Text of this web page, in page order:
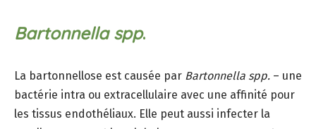
Bartonnella spp.
La bartonnellose est causée par Bartonnella spp. – une
bactérie intra ou extracellulaire avec une affinité pour
les tissus endothéliaux. Elle peut aussi infecter la